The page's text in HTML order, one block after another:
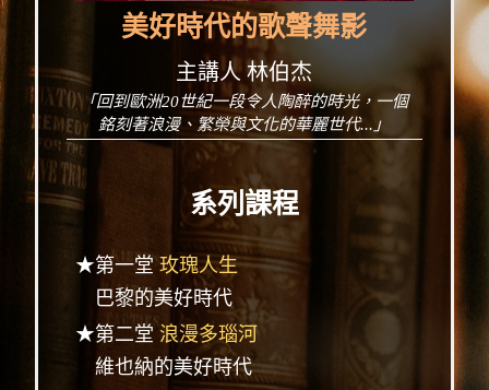
美好時代的歌聲舞影
主講人 林伯杰
「回到歐洲20世紀一段令人陶醉的時光，一個
銘刻著浪漫、繁榮與文化的華麗世代...」
系列課程
★第一堂玫瑰人生
巴黎的美好時代
★第二堂 浪漫多瑙河
維也納的美好時代